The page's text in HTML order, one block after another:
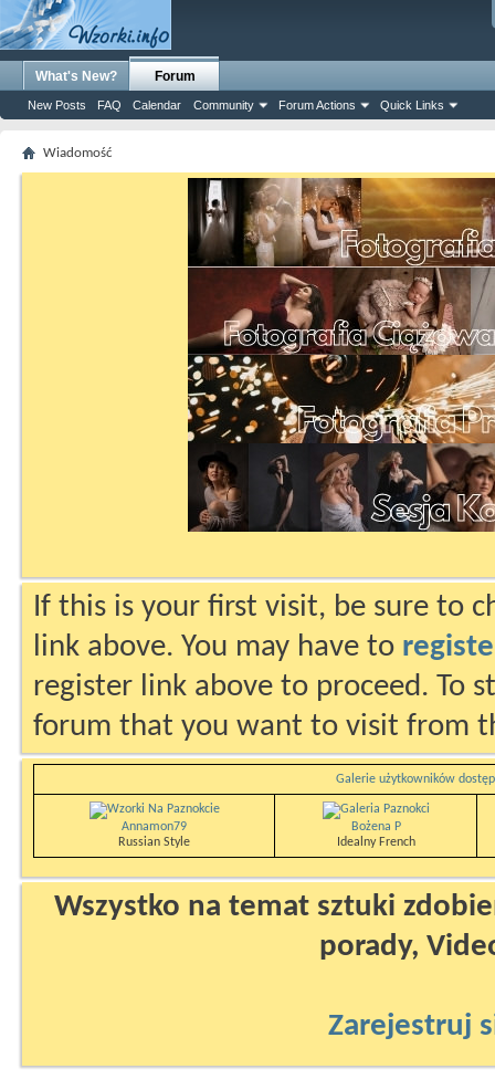
What's New? Forum
New Posts FAQ Calendar Community Forum Actions Quick Links
Wiadomość
If this is your first visit, be sure to
link above. You may have to
register link above to proceed. To
forum that you want to visit from
Galerie użytkowników
Annamon79
Russian Style
Bożena P
Idealny French
Wszystko na temat sztuki
porady,
Zarejestruj